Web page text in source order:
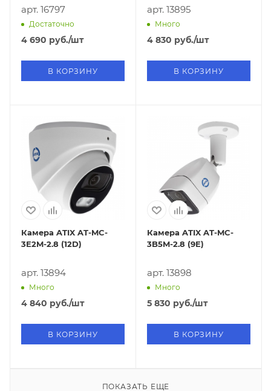
арт. 16797
Достаточно
4 690 руб./шт
В КОРЗИНУ
арт. 13895
Много
4 830 руб./шт
В КОРЗИНУ
Камера ATIX AT-MC-
3E2M-2.8 (12D)
арт. 13894
Много
4 840 руб./шт
В КОРЗИНУ
Камера ATIX AT-MC-
3B5M-2.8 (9E)
арт. 13898
Много
5 830 руб./шт
В КОРЗИНУ
ПОКАЗАТЬ ЕЩЕ